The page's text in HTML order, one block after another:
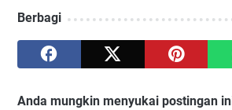
Berbagi
Anda mungkin menyukai postingan